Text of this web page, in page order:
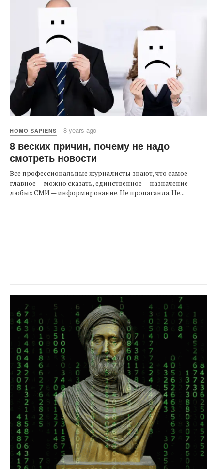
HOMO SAPIENS 8 years ago
8 веских причин, почему не надо
смотреть новости
Все профессиональные журналисты знают, что самое
главное — можно сказать, единственное — назначение
любых СМИ — информирование. Не пропаганда. Не...